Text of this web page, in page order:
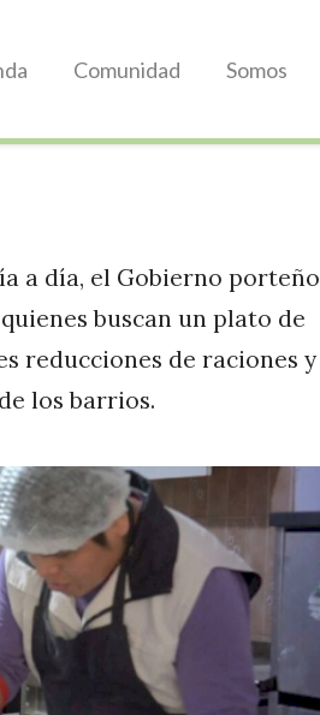
Comunidad Somos
a día, el Gobierno porteño
buscan un plato de
reducciones de raciones y
los barrios.